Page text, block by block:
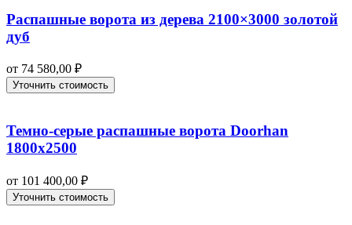
Распашные ворота из дерева 2100×3000 золотой
дуб
от 74 580,00 ₽
Уточнить стоимость
Темно-серые распашные ворота Doorhan
1800х2500
от 101 400,00 ₽
Уточнить стоимость